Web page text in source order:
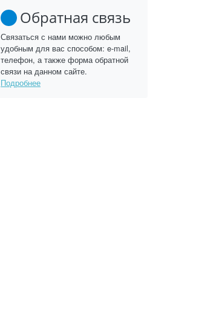
Обратная связь
Связаться с нами можно любым
удобным для вас способом: e-mail,
телефон, а также форма обратной
связи на данном сайте.
Подробнее